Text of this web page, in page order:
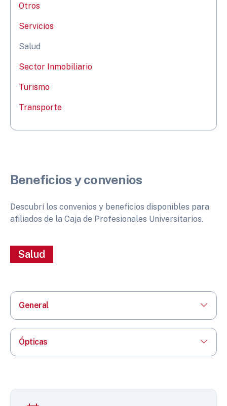
Otros
Servicios
Salud
Sector Inmobiliario
Turismo
Transporte
Beneficios y convenios
Descubrí los convenios y beneficios disponibles para
afiliados de la Caja de Profesionales Universitarios.
Salud
General
Ópticas